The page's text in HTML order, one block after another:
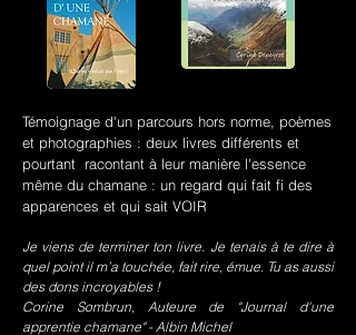
Témoignage d'un parcours hors norme, poèmes
et photographies : deux livres différents et
pourtant racontant à leur manière l'essence
même du chamane : un regard qui fait fi des
apparences et qui sait VOIR
Je viens de terminer ton livre. Je tenais à te dire à
quel point il m’a touchée, fait rire, émue. Tu as aussi
des dons incroyables !
Corine Sombrun, Auteure de "Journal d'une
apprentie chamane" - Albin Michel